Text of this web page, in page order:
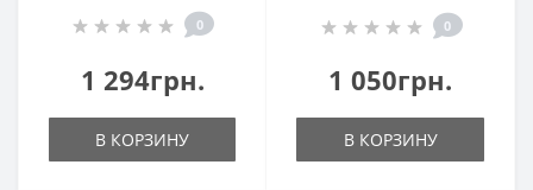
0
1 294грн.
В КОРЗИНУ
0
1 050грн.
В КОРЗИНУ